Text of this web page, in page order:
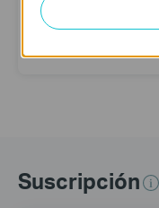
TL-MR3420
Suscripción